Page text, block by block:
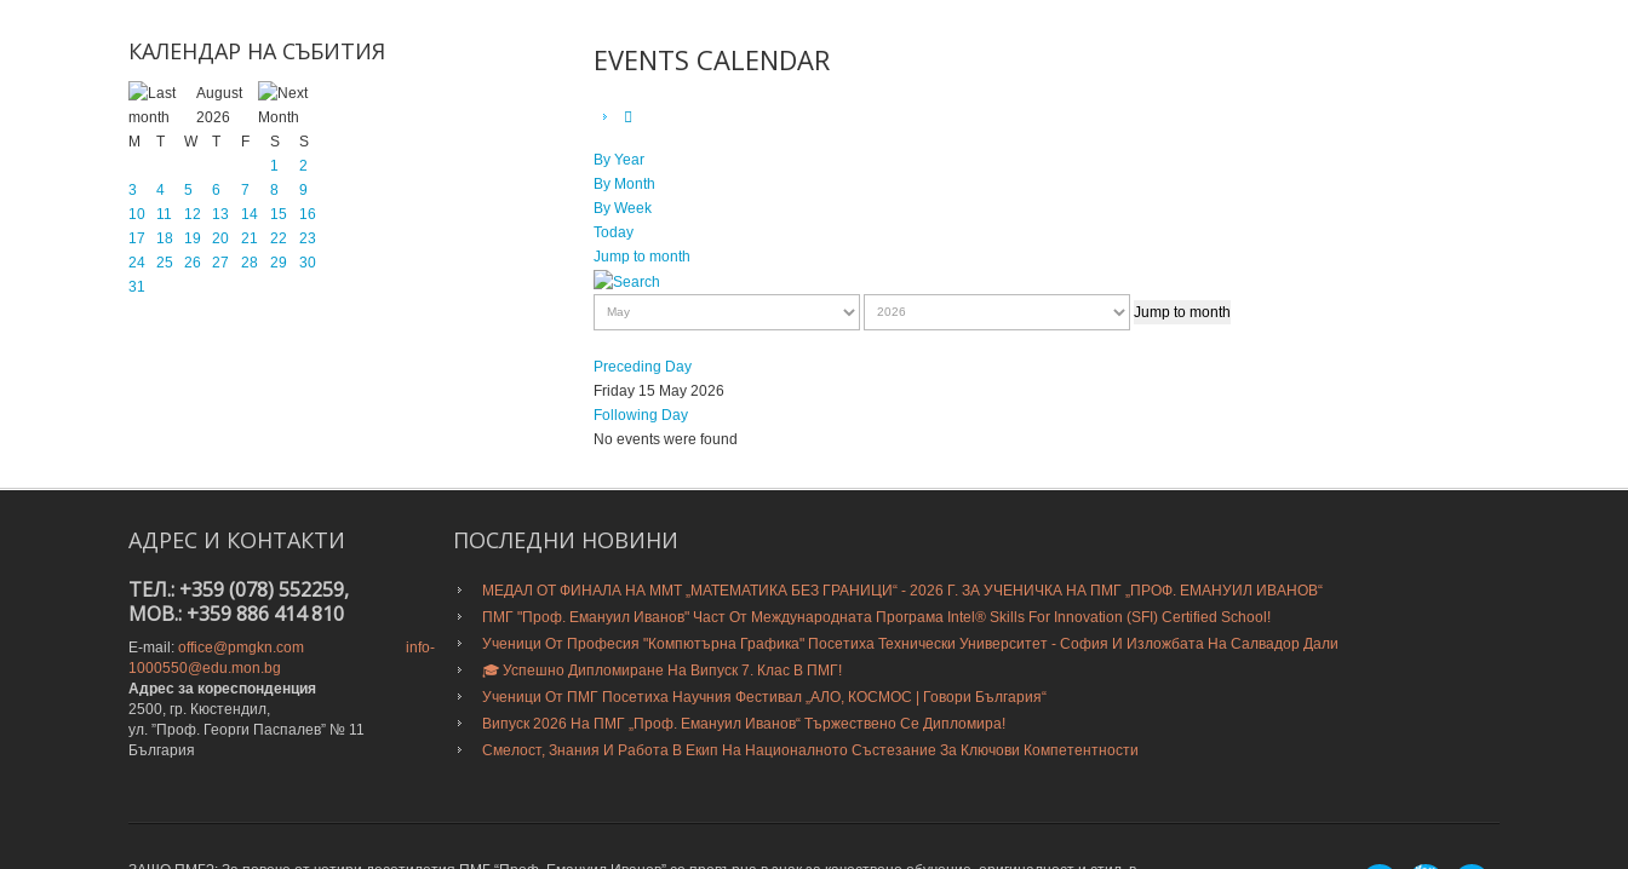
КАЛЕНДАР НА СЪБИТИЯ
August
2026
M
T W T F S
S
1
2
3
4 5 6 7 8
9
10
11 12 13 14 15
16
17
18 19 20 21 22
23
24
25 26 27 28 29
30
31
EVENTS CALENDAR
By Year
By Month
By Week
Today
Jump to month
Jump to month
Preceding Day
Friday 15 May 2026
Following Day
No events were found
АДРЕС И КОНТАКТИ
ТЕЛ.: +359 (078) 552259,
MOB.: +359 886 414 810
E-mail: office@pmgkn.com
info-
1000550@edu.mon.bg
Адрес за кореспонденция
2500, гр. Кюстендил,
ул. ”Проф. Георги Паспалев” № 11
България
ПОСЛЕДНИ НОВИНИ
МЕДАЛ ОТ ФИНАЛА НА ММТ „МАТЕМАТИКА БЕЗ ГРАНИЦИ“ - 2026 Г. ЗА УЧЕНИЧКА НА ПМГ „ПРОФ. ЕМАНУИЛ ИВАНОВ“
ПМГ "Проф. Емануил Иванов" Част От Международната Програма Intel® Skills For Innovation (SFI) Certified School!
Ученици От Професия "Компютърна Графика" Посетиха Технически Университет - София И Изложбата На Салвадор Дали
🎓 Успешно Дипломиране На Випуск 7. Клас В ПМГ!
Ученици От ПМГ Посетиха Научния Фестивал „АЛО, КОСМОС | Говори България“
Випуск 2026 На ПМГ „Проф. Емануил Иванов“ Тържествено Се Дипломира!
Смелост, Знания И Работа В Екип На Националното Състезание За Ключови Компетентности